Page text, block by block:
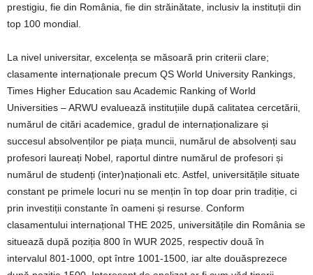
prestigiu, fie din România, fie din străinătate, inclusiv la instituții din
top 100 mondial.
La nivel universitar, excelența se măsoară prin criterii clare;
clasamente internaționale precum QS World University Rankings,
Times Higher Education sau Academic Ranking of World
Universities – ARWU evaluează instituțiile după calitatea cercetării,
numărul de citări academice, gradul de internaționalizare și
succesul absolvenților pe piața muncii, numărul de absolvenți sau
profesori laureați Nobel, raportul dintre numărul de profesori și
numărul de studenți (inter)naționali etc. Astfel, universitățile situate
constant pe primele locuri nu se mențin în top doar prin tradiție, ci
prin investiții constante în oameni și resurse. Conform
clasamentului internațional THE 2025, universitățile din România se
situează după poziția 800 în WUR 2025, respectiv două în
intervalul 801-1000, opt între 1001-1500, iar alte douăsprezece